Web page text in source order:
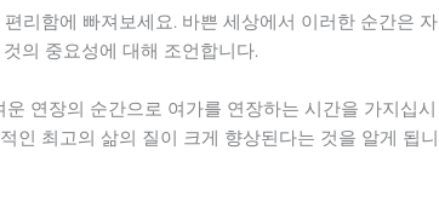
리함에 빠져보세요. 바쁜 세상에서 이러한 순간은 자
의 중요성에 대해 조언합니다.
연장의 순간으로 여가를 연장하는 시간을 가지십시
인 최고의 삶의 질이 크게 향상된다는 것을 알게 됩니